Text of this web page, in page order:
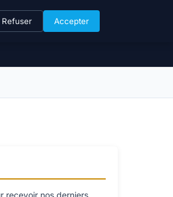
recevoir nos derniers
Refuser Accepter